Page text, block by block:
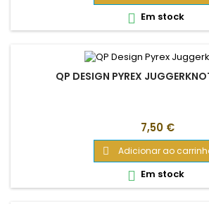
 Em stock
QP DESIGN PYREX
Preço
7,50 €
 Adicionar ao
 Em stock